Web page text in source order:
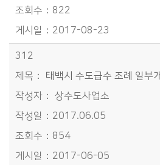
822
2017-08-23
312
태백시 수도급수 조례 일부
상수도사업소
2017.06.05
854
2017-06-05